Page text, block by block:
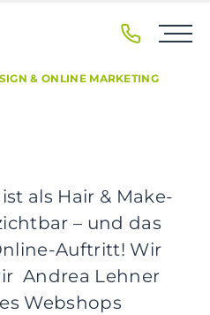
& ONLINE MARKETING
als Hair & Make-
– und das
Auftritt! Wir
Andrea Lehner
Webshops